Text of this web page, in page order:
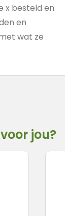
x besteld en
en
wat ze
jou?